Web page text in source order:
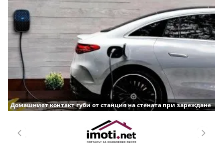
Домашният контакт губи от станция на стената при зареждане